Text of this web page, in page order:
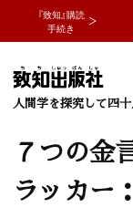
『致知』購読
手続き
人間学を探究して四
７つの金
ラッカー